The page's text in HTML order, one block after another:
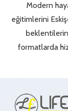
Modern
eğitimlerini
formatlarda